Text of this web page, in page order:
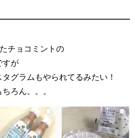
チョコミントの
すが
グラムもやられてるみたい！
ろん。。。